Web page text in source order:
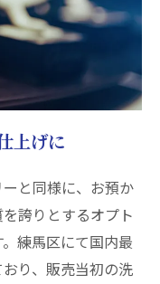
上げに
と同様に、お預か
誇りとするオプト
練馬区にて国内最
り、販売当初の洗